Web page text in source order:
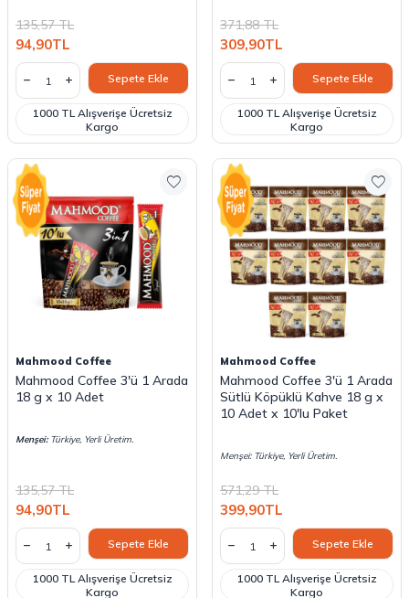
135,57TL
94,90TL
Sepete Ekle
1000 TL Alışverişe Ücretsiz
Kargo
371,88TL
309,90TL
Sepete Ekle
1000 TL Alışverişe Ücretsiz
Kargo
Mahmood Coffee
Mahmood Coffee 3'ü 1 Arada
18 g x 10 Adet
Menşei:Türkiye, Yerli Üretim.
135,57TL
94,90TL
Sepete Ekle
1000 TL Alışverişe Ücretsiz
Kargo
Mahmood Coffee
Mahmood Coffee 3'ü 1 Arada
Sütlü Köpüklü Kahve 18 g x
10 Adet x 10'lu Paket
Menşei: Türkiye, Yerli Üretim.
571,29TL
399,90TL
Sepete Ekle
1000 TL Alışverişe Ücretsiz
Kargo